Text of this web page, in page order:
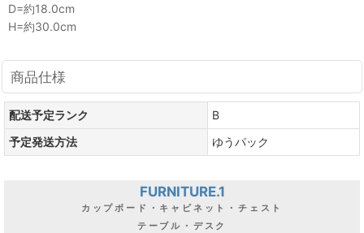
D=約18.0cm
H=約30.0cm
商品仕様
配送予定ランク
B
予定発送方法
ゆうパック
FURNITURE.1
カップボード・キャビネット・チェスト
テーブル・デスク